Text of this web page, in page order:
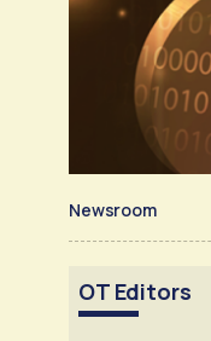
Newsroom
OT Editors